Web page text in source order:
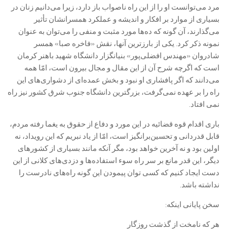
مرد می‌توانست او را از این راه ناصواب باز دارد، زیرا می‌دانیم زنان در
بسیاری از موارد بر افکار و اندیشه و عملکرد همسرانشان تأثیر
می‌گذارند، آن گونه که ده‌ها مورد مثبت و منفی را می‌توان به عنوان
نمونه ذکر کرد. یکی از بارزترین آنها، نقش «فاخره صبا» همسر
شادروان «مهندس افضلی‌پور» بنیانگزار دانشگاه شهید باهنر کرمان
است که اگرچه شرح آن از این مقال و مجال بیرون است، امّا همه
می‌دانند که اگر پافشاری او نبود و بخش عمده‌ای از دشواری‌های این
راه را بر عهده نمی‌گرفت، بزرگترین دانشگاه جنوب شرق کشور نیز راه
نمی افتاد.‏
باری اقدام قوه قضائیه در این مورد و دفاع از حقوق به یغما رفته مردم،
قابل قدردانی و تحسین‌برانگیز است، امّا از یاد نبریم که این رویداد، نه
اولین بود و نه آخرین خواهد بود، مگر آنکه مانند بسیاری از کشورهای
دیگر، این قدر مانع بر سر راه سوء استفاده‌ها و دزدی‌های کلانی از این
دست ایجاد کنیم که کسی توان پیمودن این گونه راه‌های نادرست را
نداشته باشد.‏
سخن پایانی اینکه:
هر که نامخت از گذشت روزگار